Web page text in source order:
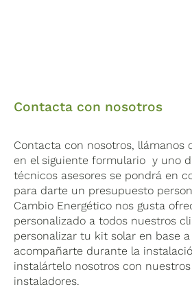
Contacta con nosotros
Contacta con nosotros, llámanos
en el siguiente formulario y uno
técnicos asesores se pondrá en
para darte un presupuesto
Cambio Energético nos gusta
personalizado a todos nuestros
personalizar tu kit solar en base
acompañarte durante la
instalártelo nosotros con
instaladores.